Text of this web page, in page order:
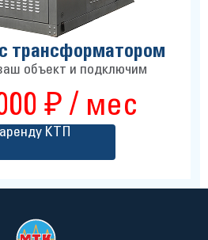
трансформатором
объект и подключим
₽ / мес
КТП